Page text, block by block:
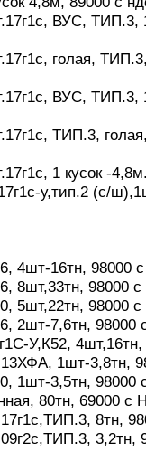
ВУС, ТИП.3,
голая,
ВУС, ТИП.3,
ТИП.3,
1 кусок -
у,тип.2 (с/
4шт-16тн, 98000
8шт,33тн, 98000
5шт,22тн, 98000
2шт-7,6тн, 98000
У,К52,
1шт-3,8тн,
1шт-3,5тн, 98000
80тн, 69000 с
8тн,
3,2тн,